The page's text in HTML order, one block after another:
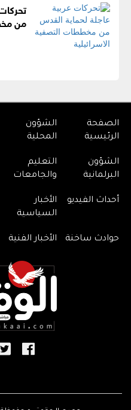
من
الصفحة
الرئيسية
الشؤون
المحلية
الشؤون
البرلمانية
التعليم
والجامعات
أحداث الفيديو
الأخبار
السياسية
حوادث ساخنة الأخبار الفنية